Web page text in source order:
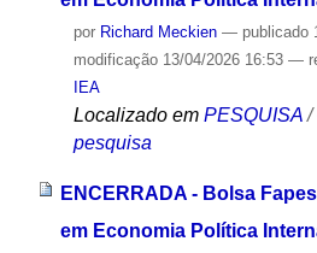
por Richard Meckien — publicado
modificação13/04/2026 16:53 —
IEA
Localizado em PESQUISA /
pesquisa
ENCERRADA - Bolsa
em Economia Política